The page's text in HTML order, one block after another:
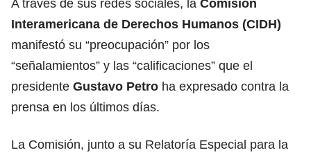
A través de sus redes sociales, la Comisión
Interamericana de Derechos Humanos (CIDH)
manifestó su “preocupación” por los
“señalamientos” y las “calificaciones” que el
presidente Gustavo Petro ha expresado contra la
prensa en los últimos días.
La Comisión, junto a su Relatoría Especial para la